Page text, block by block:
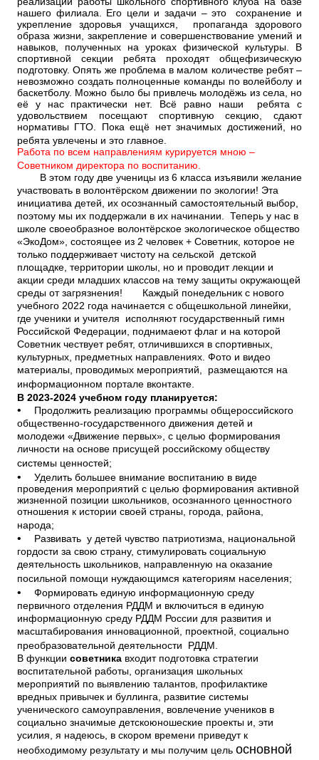
нашего филиала. Его цели и задачи – это сохранение и
укрепление здоровья учащихся, пропаганда здорового
образа жизни, закрепление и совершенствование умений и
навыков, полученных на уроках физической культуры. В
спортивной секции ребята проходят общефизическую
подготовку. Опять же проблема в малом количестве ребят –
невозможно создать полноценные команды по волейболу и
баскетболу. Можно было бы привлечь молодёжь из села, но
её у нас практически нет. Всё равно наши ребята с
удовольствием посещают спортивную секцию, сдают
нормативы ГТО. Пока ещё нет значимых достижений, но
ребята увлечены и это главное.
Работа по всем направлениям курируется мною –
Советником директора по воспитанию.
В этом году две ученицы из 6 класса изъявили желание
участвовать в волонтёрском движении по экологии! Эта
инициатива детей, их осознанный самостоятельный выбор,
поэтому мы их поддержали в их начинании. Теперь у нас в
школе своеобразное волонтёрское экологическое общество
«ЭкоДом», состоящее из 2 человек + Советник, которое не
только поддерживает чистоту на сельской детской
площадке, территории школы, но и проводит лекции и
акции среди младших классов на тему защиты окружающей
среды от загрязнения! Каждый понедельник с нового
учебного 2022 года начинается с общешкольной линейки,
где ученики и учителя исполняют государственный гимн
Российской Федерации, поднимаеют флаг и на которой
Советник чествует ребят, отличившихся в спортивных,
культурных, предметных направлениях. Фото и видео
материалы, проводимых мероприятий, размещаются на
информационном портале вконтакте.
В 2023-2024 учебном году планируется:
•
Продолжить реализацию программы общероссийского
общественно-государственного движения детей и
молодежи «Движение первых», с целью формирования
личности на основе присущей российскому обществу
системы ценностей;
•
Уделить большее внимание воспитанию в виде
проведения мероприятий с целью формирования активной
жизненной позиции школьников, осознанного ценностного
отношения к истории своей страны, города, района,
народа;
•
Развивать у детей чувство патриотизма, национальной
гордости за свою страну, стимулировать социальную
деятельность школьников, направленную на оказание
посильной помощи нуждающимся категориям населения;
•
Формировать единую информационную среду
первичного отделения РДДМ и включиться в единую
информационную среду РДДМ России для развития и
масштабирования инновационной, проектной, социально
преобразовательной деятельности РДДМ.
В функции советника входит подготовка стратегии
воспитательной работы, организация школьных
мероприятий по выявлению талантов, профилактике
вредных привычек и буллинга, развитие системы
ученического самоуправления, вовлечение учеников в
социально значимые детскоюношеские проекты и, эти
усилия, я надеюсь, в скором времени приведут к
необходимому результату и мы получим цель основной